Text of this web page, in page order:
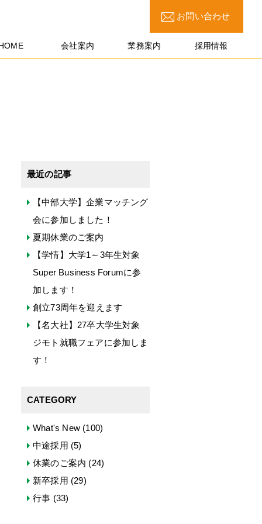
お問い合わせ
会社案内 業務案内 採用情報
最近の記事
【中部大学】企業マッチング
会に参加しました！
夏期休業のご案内
【学情】大学1～3年生対象
Super Business Forumに参
加します！
創立73周年を迎えます
【名大社】27卒大学生対象
ジモト就職フェアに参加しま
す！
CATEGORY
What's New (100)
中途採用 (5)
休業のご案内 (24)
新卒採用 (29)
行事 (33)